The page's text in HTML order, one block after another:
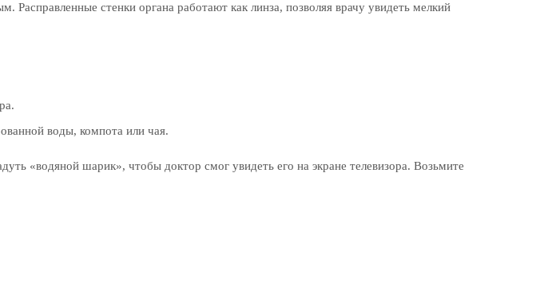
стенки органа работают как линза, позволяя врачу увидеть мелкий
воды, компота или чая.
«водяной шарик», чтобы доктор смог увидеть его на экране телевизора. Возьмите